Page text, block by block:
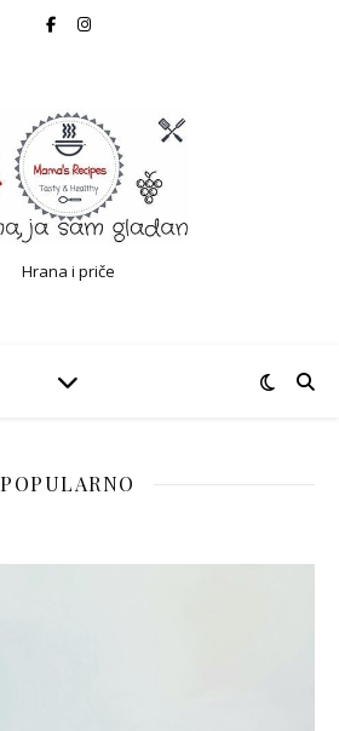
Hrana i priče
POPULARNO